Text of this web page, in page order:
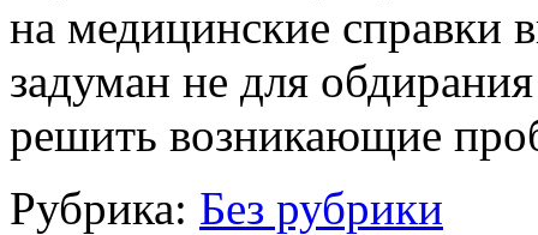
на медицинские справки
задуман не для
решить возникающие
Рубрика: Без рубрики